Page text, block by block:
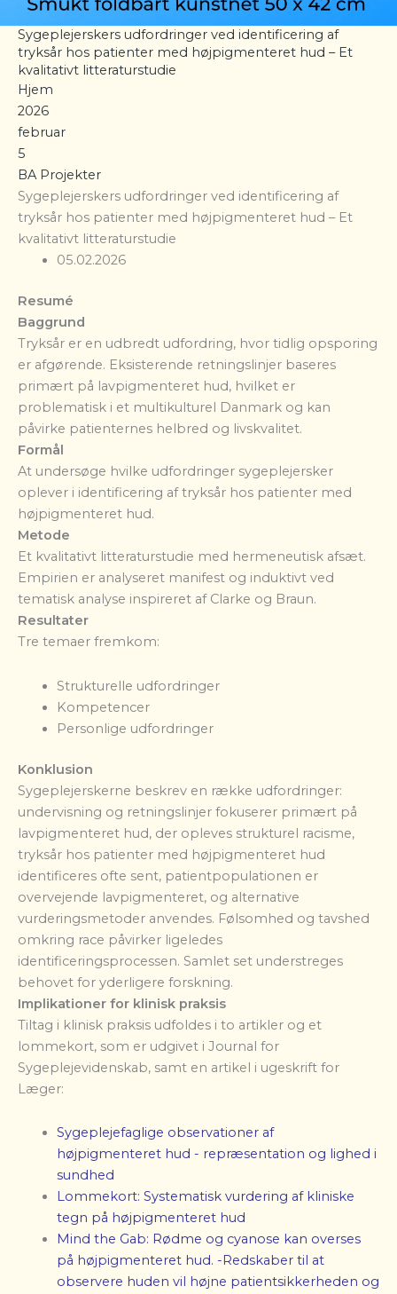
Sygeplejerskers udfordringer ved identificering af
tryksår hos patienter med højpigmenteret hud – Et
kvalitativt litteraturstudie
Hjem
2026
februar
5
BA Projekter
Sygeplejerskers udfordringer ved identificering af
tryksår hos patienter med højpigmenteret hud – Et
kvalitativt litteraturstudie
05.02.2026
Resumé
Baggrund
Tryksår er en udbredt udfordring, hvor tidlig opsporing
er afgørende. Eksisterende retningslinjer baseres
primært på lavpigmenteret hud, hvilket er
problematisk i et multikulturel Danmark og kan
påvirke patienternes helbred og livskvalitet.
Formål
At undersøge hvilke udfordringer sygeplejersker
oplever i identificering af tryksår hos patienter med
højpigmenteret hud.
Metode
Et kvalitativt litteraturstudie med hermeneutisk afsæt.
Empirien er analyseret manifest og induktivt ved
tematisk analyse inspireret af Clarke og Braun.
Resultater
Tre temaer fremkom:
Strukturelle udfordringer
Kompetencer
Personlige udfordringer
Konklusion
Sygeplejerskerne beskrev en række udfordringer:
undervisning og retningslinjer fokuserer primært på
lavpigmenteret hud, der opleves strukturel racisme,
tryksår hos patienter med højpigmenteret hud
identificeres ofte sent, patientpopulationen er
overvejende lavpigmenteret, og alternative
vurderingsmetoder anvendes. Følsomhed og tavshed
omkring race påvirker ligeledes
identificeringsprocessen. Samlet set understreges
behovet for yderligere forskning.
Implikationer for klinisk praksis
Tiltag i klinisk praksis udfoldes i to artikler og et
lommekort, som er udgivet i Journal for
Sygeplejevidenskab, samt en artikel i ugeskrift for
Læger:
Sygeplejefaglige observationer af
højpigmenteret hud - repræsentation og lighed i
sundhed
Lommekort: Systematisk vurdering af kliniske
tegn på højpigmenteret hud
Mind the Gab: Rødme og cyanose kan overses
på højpigmenteret hud. -Redskaber til at
observere huden vil højne patientsikkerheden og